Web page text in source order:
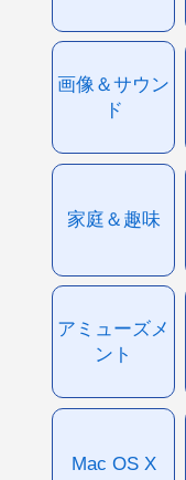
画像＆サウン
ド
家庭＆趣味
アミューズメ
ント
Mac OS X